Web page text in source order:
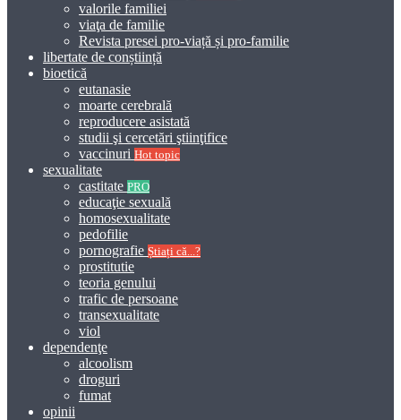
valorile familiei
viaţa de familie
Revista presei pro-viață și pro-familie
libertate de conștiință
bioetică
eutanasie
moarte cerebrală
reproducere asistată
studii şi cercetări ştiinţifice
vaccinuri Hot topic
sexualitate
castitate PRO
educaţie sexuală
homosexualitate
pedofilie
pornografie Știați că...?
prostitutie
teoria genului
trafic de persoane
transexualitate
viol
dependenţe
alcoolism
droguri
fumat
opinii